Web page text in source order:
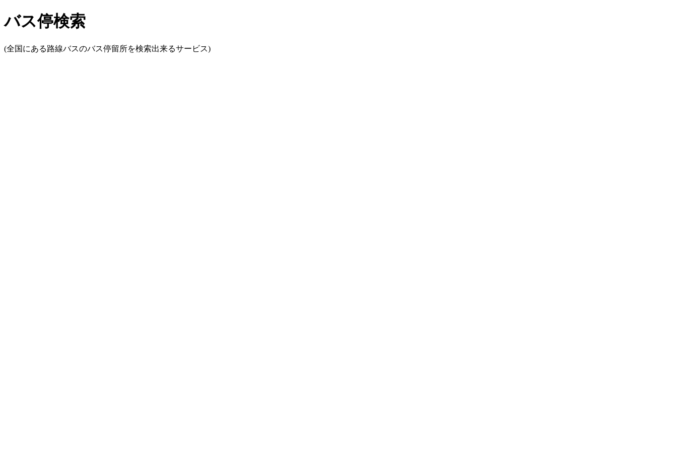
バス停検索
(全国にある路線バスのバス停留所を検索出来るサービス)